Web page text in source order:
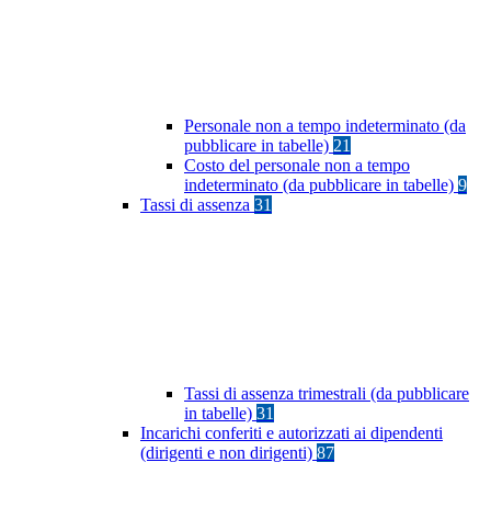
Personale non a tempo indeterminato (da
pubblicare in tabelle) 21
Costo del personale non a tempo
indeterminato (da pubblicare in tabelle) 9
Tassi di assenza 31
Tassi di assenza trimestrali (da pubblicare
in tabelle) 31
Incarichi conferiti e autorizzati ai dipendenti
(dirigenti e non dirigenti) 87